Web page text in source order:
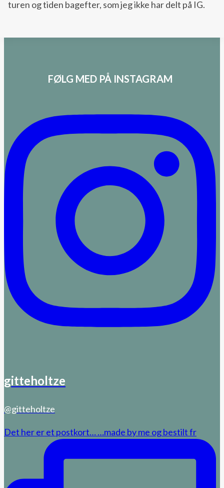
turen og tiden bagefter, som jeg ikke har delt på IG.
FØLG MED PÅ INSTAGRAM
gitteholtze
@gitteholtze
Det her er et postkort… …made by me og bestilt fr